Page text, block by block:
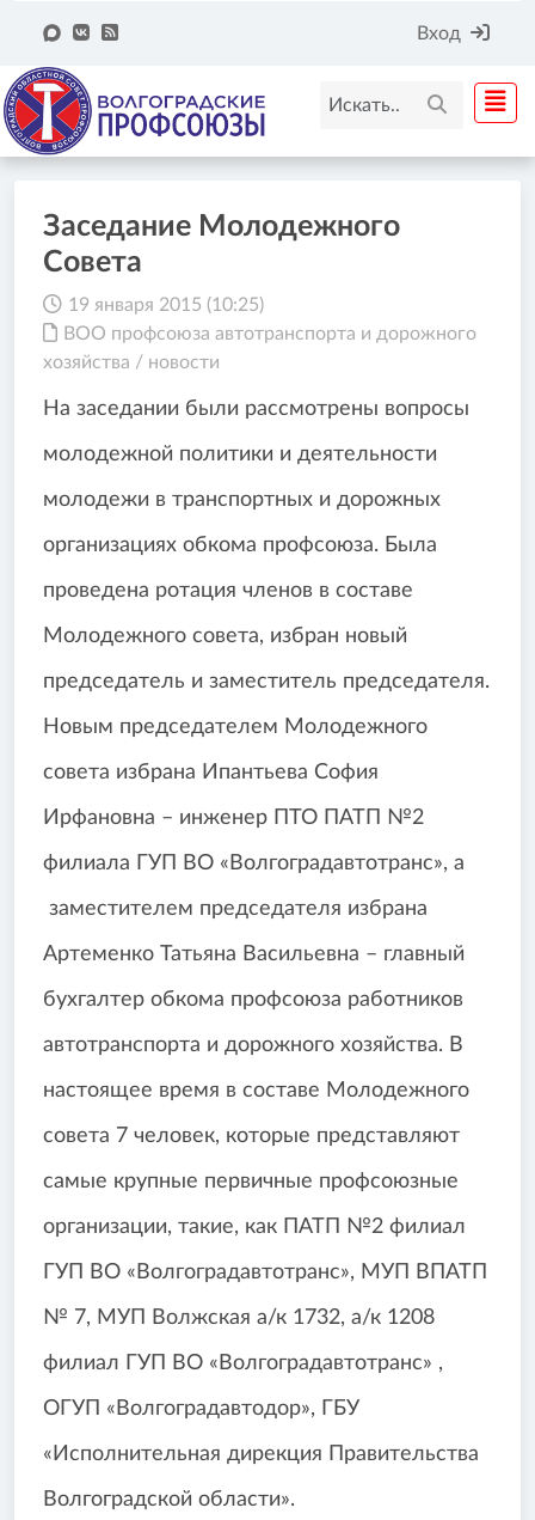
Вход
Заседание Молодежного
Совета
19 января 2015 (10:25)
ВОО профсоюза автотранспорта и дорожного
хозяйства / новости
На заседании были рассмотрены вопросы
молодежной политики и деятельности
молодежи в транспортных и дорожных
организациях обкома профсоюза. Была
проведена ротация членов в составе
Молодежного совета, избран новый
председатель и заместитель председателя.
Новым председателем Молодежного
совета избрана Ипантьева София
Ирфановна – инженер ПТО ПАТП №2
филиала ГУП ВО «Волгоградавтотранс», а
заместителем председателя избрана
Артеменко Татьяна Васильевна – главный
бухгалтер обкома профсоюза работников
автотранспорта и дорожного хозяйства. В
настоящее время в составе Молодежного
совета 7 человек, которые представляют
самые крупные первичные профсоюзные
организации, такие, как ПАТП №2 филиал
ГУП ВО «Волгоградавтотранс», МУП ВПАТП
№ 7, МУП Волжская а/к 1732, а/к 1208
филиал ГУП ВО «Волгоградавтотранс» ,
ОГУП «Волгоградавтодор», ГБУ
«Исполнительная дирекция Правительства
Волгоградской области».